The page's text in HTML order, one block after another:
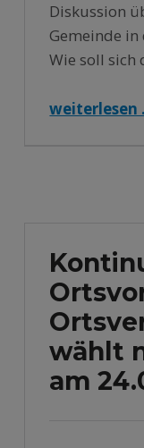
Diskussion
Gemeinde in
Wie soll sich
“Gemeinsamer Bürgertreff – Polling-Etting-Oderding Gestalten”
weiterlesen
wählt
am